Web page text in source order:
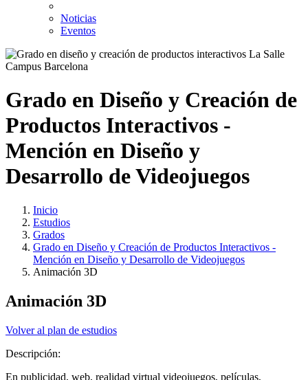
Noticias
Eventos
Grado en Diseño y Creación de
Productos Interactivos -
Mención en Diseño y
Desarrollo de Videojuegos
Inicio
Estudios
Grados
Grado en Diseño y Creación de Productos Interactivos -
Mención en Diseño y Desarrollo de Videojuegos
Animación 3D
Animación 3D
Volver al plan de estudios
Descripción:
En publicidad, web, realidad virtual videojuegos, películas,